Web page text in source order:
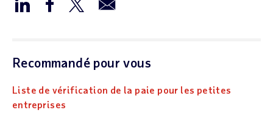
Recommandé pour vous
Liste de vérification de la paie pour les petites
entreprises